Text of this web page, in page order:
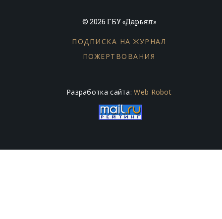
© 2026 ГБУ «Дарьял»
ПОДПИСКА НА ЖУРНАЛ
ПОЖЕРТВОВАНИЯ
Разработка сайта:Web Robot